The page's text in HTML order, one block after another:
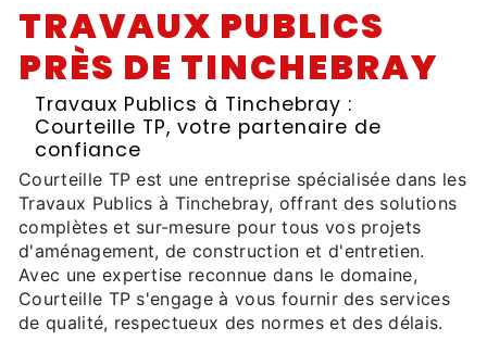
TRAVAUX PUBLICS
PRÈS DE TINCHEBRAY
Travaux Publics à Tinchebray :
Courteille TP, votre partenaire de
confiance
Courteille TP est une entreprise spécialisée dans les
Travaux Publics à Tinchebray, offrant des solutions
complètes et sur-mesure pour tous vos projets
d'aménagement, de construction et d'entretien.
Avec une expertise reconnue dans le domaine,
Courteille TP s'engage à vous fournir des services
de qualité, respectueux des normes et des délais.